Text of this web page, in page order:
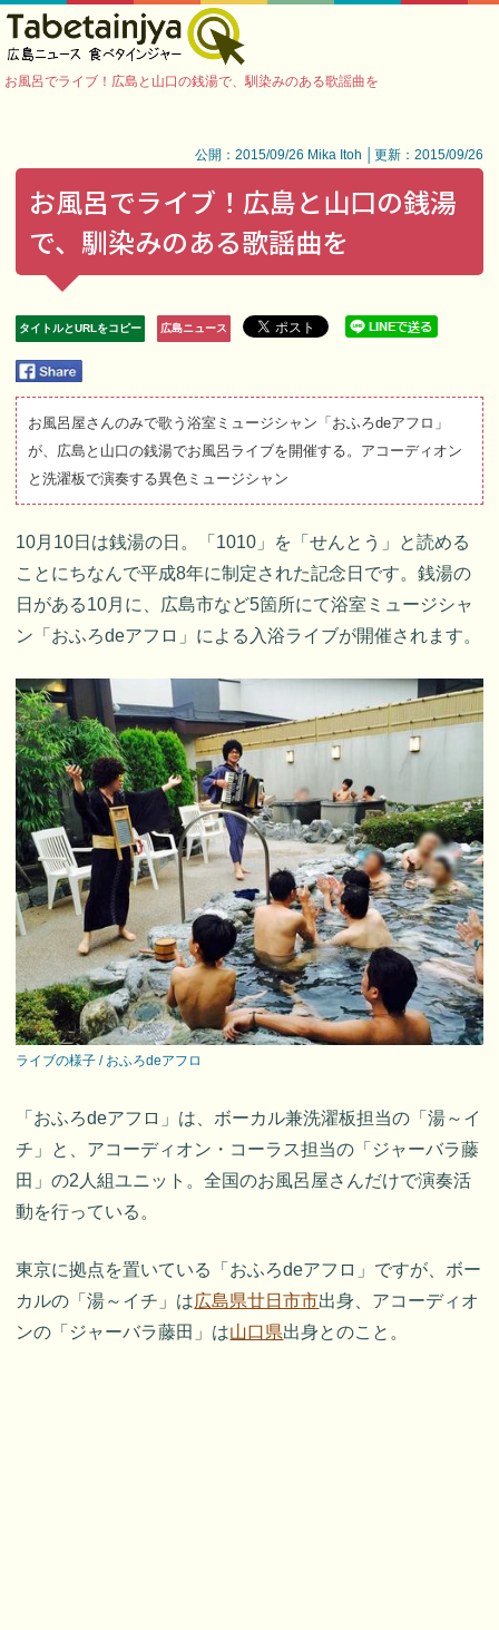
お風呂でライブ！広島と山口の銭湯で、馴染みのある歌謡曲を
公開：2015/09/26 Mika Itoh │更新：2015/09/26
お風呂でライブ！広島と山口の銭湯
で、馴染みのある歌謡曲を
タイトルとURLをコピー 広島ニュース
お風呂屋さんのみで歌う浴室ミュージシャン「おふろdeアフロ」
が、広島と山口の銭湯でお風呂ライブを開催する。アコーディオン
と洗濯板で演奏する異色ミュージシャン
10月10日は銭湯の日。「1010」を「せんとう」と読める
ことにちなんで平成8年に制定された記念日です。銭湯の
日がある10月に、広島市など5箇所にて浴室ミュージシャ
ン「おふろdeアフロ」による入浴ライブが開催されます。
ライブの様子 / おふろdeアフロ
「おふろdeアフロ」は、ボーカル兼洗濯板担当の「湯～イ
チ」と、アコーディオン・コーラス担当の「ジャーバラ藤
田」の2人組ユニット。全国のお風呂屋さんだけで演奏活
動を行っている。
東京に拠点を置いている「おふろdeアフロ」ですが、ボー
カルの「湯～イチ」は広島県廿日市市出身、アコーディオ
ンの「ジャーバラ藤田」は山口県出身とのこと。